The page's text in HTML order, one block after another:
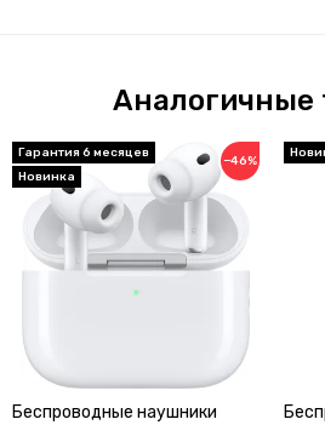
Аналогичные
Гарантия 6 месяцев
Новинка
−46%
Беспроводные наушники